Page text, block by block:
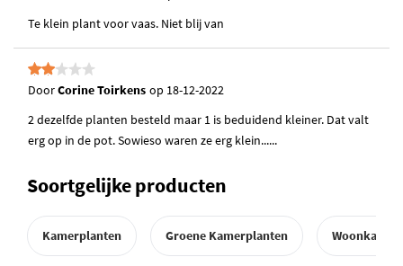
Te klein plant voor vaas. Niet blij van
DoorCorine Toirkens op 18-12-2022
2 dezelfde planten besteld maar 1 is beduidend kleiner. Dat valt
erg op in de pot. Sowieso waren ze erg klein......
Soortgelijke producten
Kamerplanten Groene Kamerplanten Woonkamer